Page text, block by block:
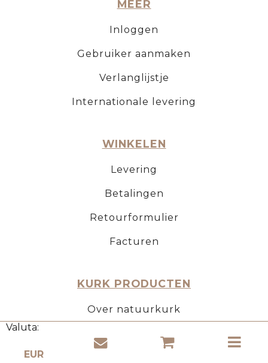
Valuta:
MEER
Inloggen
Gebruiker aanmaken
Verlanglijstje
Internationale levering
WINKELEN
Levering
Betalingen
Retourformulier
Facturen
KURK PRODUCTEN
Over natuurkurk